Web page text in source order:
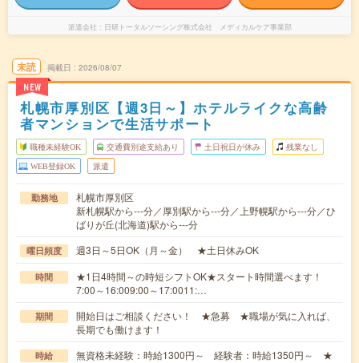
派遣会社 日研トータルソーシング株式会社 メディカルケア事業部
未読
NEW
掲載日 2026/08/07
札幌市厚別区【週3日～】ホテルライクな高齢
者マンションで生活サポート
職種未経験OK 交通費別途支給あり 土日祝日が休み 残業なし
WEB登録OK 派遣
勤務地
札幌市厚別区
新札幌駅から---分／厚別駅から---分／上野幌駅から---分／ひ
ばりが丘(北海道)駅から---分
曜日頻度 週3日～5日OK（月～金） ★土日休みOK
時間
★1日4時間～の時短シフトOK★スタート時間選べます！
7:00～16:009:00～17:0011:…
期間
開始日はご相談ください！ ★急募 ★職場が気に入れば、
長期でも働けます！
時給
無資格未経験：時給1300円～ 経験者：時給1350円～ ★